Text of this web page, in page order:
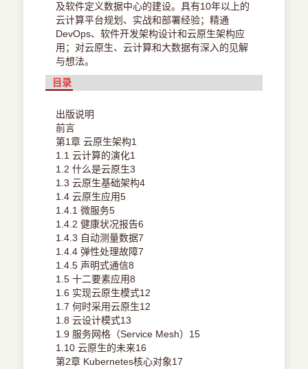
及软件定义数据中心的建设。具有10年以上的
云计算平台规划、实战和部署经验；精通
DevOps、软件开发架构设计和云原生架构应
用；对云原生、云计算和大数据有深入的见解
与想法。
目录
出版说明
前言
第1章 云原生架构1
1.1 云计算的演化1
1.2 什么是云原生3
1.3 云原生基础架构4
1.4 云原生应用5
1.4.1 微服务5
1.4.2 健康状况报告6
1.4.3 自动测量数据7
1.4.4 弹性处理故障7
1.4.5 声明式通信8
1.5 十二要素应用8
1.6 实现云原生模式12
1.7 何时采用云原生12
1.8 云设计模式13
1.9 服务网格（Service Mesh）15
1.10 云原生的未来16
第2章 Kubernetes核心对象17